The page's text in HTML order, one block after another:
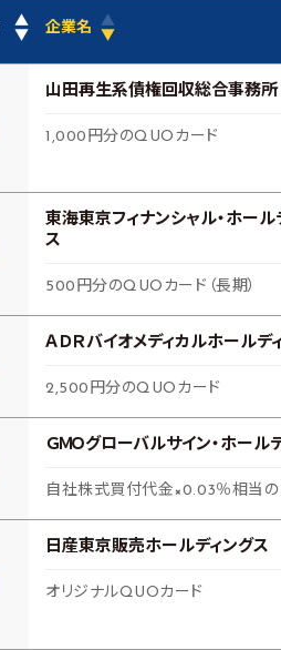
▲
▼
▲
企業名 ▼
山田再生系債権回収総合事務所
1,000円分のQUOカード
東海東京フィナンシャル・ホール
ス
500円分のQUOカード（長期）
ＡＤＲバイオメディカルホールデ
2,500円分のQUOカード
ＧＭＯグローバルサイン・ホール
自社株式買付代金×0.03％相当の
日産東京販売ホールディングス
オリジナルQUOカード